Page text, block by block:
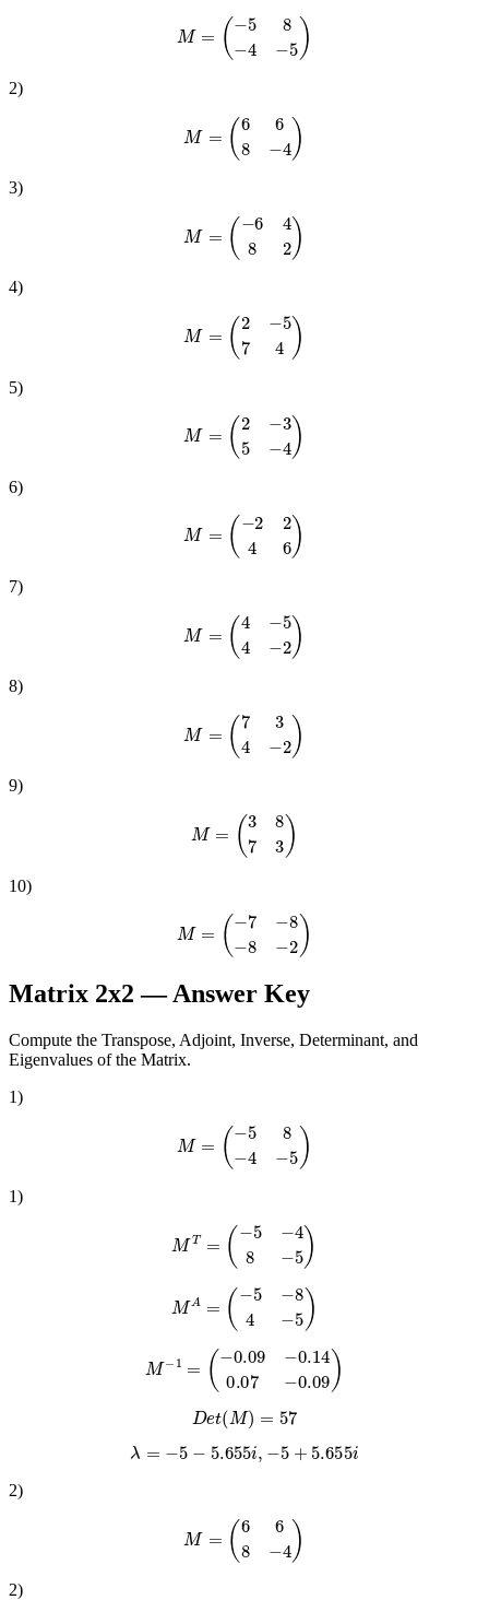
M= − 8− 5
2)
M= (6 6 4
3)
M= (− 4 )
4)
M= (2−
5)
M=( 2 −3 4)
6)
M= (− 2 6)
7)
M=( 4 −5 2)
8)
M= (7 3 2
9)
M= (3 8
10)
M =( − 8 2 )
Matrix 2x2 — Answer Key
Compute the Transpose, Adjoint, Inverse, Determinant, and
Eigenvalues of the Matrix.
1)
M= − 8− 5)
1)
MT= − −4 5)
MA= (− − 5)
M−1=( −0.09 −0.14 0.07−0.09
De t(M)
57
−
2)
M= (6 6 4
2)